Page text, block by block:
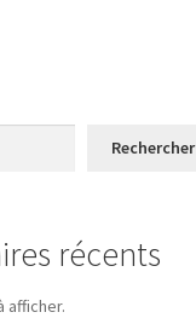
Rechercher
récents
afficher.